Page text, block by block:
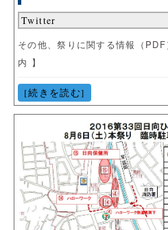
Twitter
その他、祭りに関する情報（
内 】
[続きを読む]